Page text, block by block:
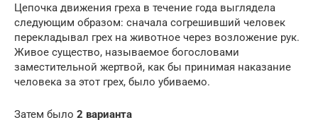
Цепочка движения греха в течение года выглядела
следующим образом: сначала согрешивший человек
перекладывал грех на животное через возложение рук.
Живое существо, называемое богословами
заместительной жертвой, как бы принимая наказание
человека за этот грех, было убиваемо.
Затем было 2 варианта